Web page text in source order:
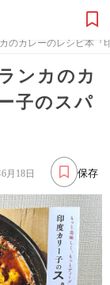
のカレーのレシピ本『
ンカのカ
子のスパ
保存
月18日